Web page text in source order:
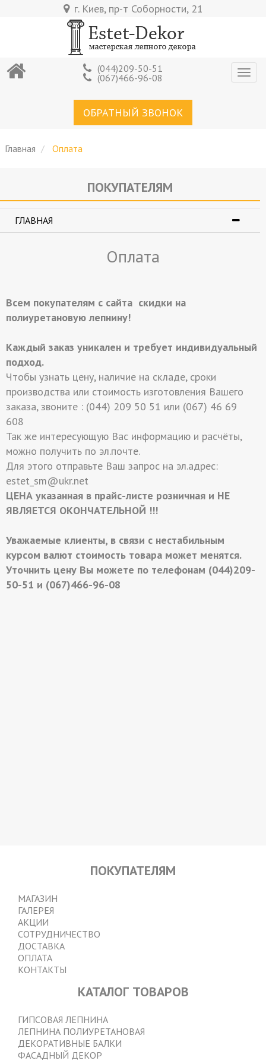
г. Киев, пр-т Соборности, 21
(044)209-50-51
(067)466-96-08
ОБРАТНЫЙ ЗВОНОК
Главная Оплата
ПОКУПАТЕЛЯМ
ГЛАВНАЯ
Оплата
Всем покупателям с сайта скидки на
полиуретановую лепнину!
Каждый заказ уникален и требует индивидуальный
подход.
Чтобы узнать цену, наличие на складе, сроки
производства или стоимость изготовления Вашего
заказа, звоните : (044) 209 50 51 или (067) 46 69
608
Так же интересующую Вас информацию и расчёты,
можно получить по эл.почте.
Для этого отправьте Ваш запрос на эл.адрес:
estet_sm@ukr.net
ЦЕНА указанная в прайс-листе розничная и НЕ
ЯВЛЯЕТСЯ ОКОНЧАТЕЛЬНОЙ !!!
Уважаемые клиенты, в связи с нестабильным
курсом валют стоимость товара может менятся.
Уточнить цену Вы можете по телефонам (044)209-
50-51 и (067)466-96-08
ПОКУПАТЕЛЯМ
МЕНЮ
В
ПОДВАЛЕ
МАГАЗИН
ГАЛЕРЕЯ
АКЦИИ
СОТРУДНИЧЕСТВО
ДОСТАВКА
ОПЛАТА
КОНТАКТЫ
КАТАЛОГ ТОВАРОВ
SERVISES
TO
FOOTER
ГИПСОВАЯ ЛЕПНИНА
ЛЕПНИНА ПОЛИУРЕТАНОВАЯ
ДЕКОРАТИВНЫЕ БАЛКИ
ФАСАДНЫЙ ДЕКОР